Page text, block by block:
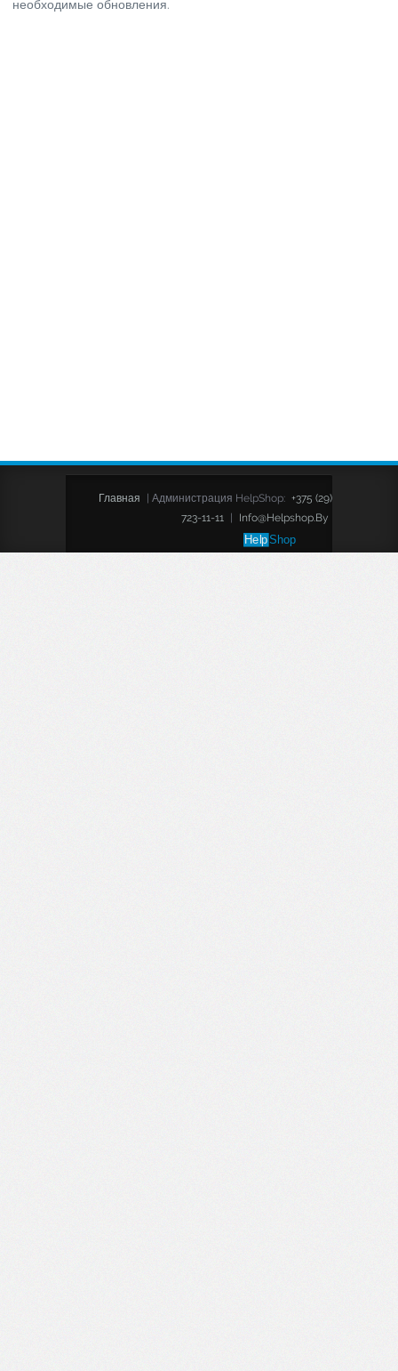
необходимые обновления.
Главная | Администрация HelpShop: +375 (29)
723-11-11
| Info@helpshop.by